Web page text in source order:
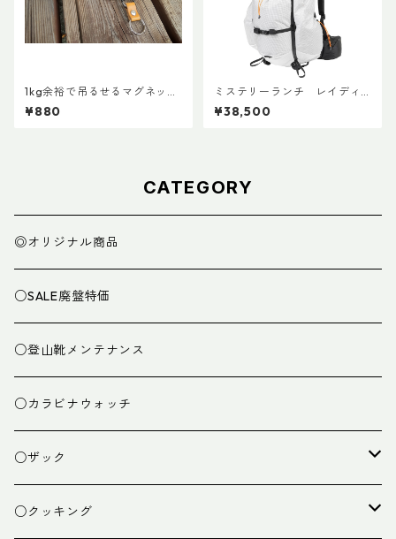
1kg余裕で吊るせるマグネット
キーホルダー
¥880
ミステリーランチ レイディ
ックス47
¥38,500
CATEGORY
◎オリジナル商品
○SALE廃盤特価
○登山靴メンテナンス
○カラビナウォッチ
○ザック
ザック
○クッキング